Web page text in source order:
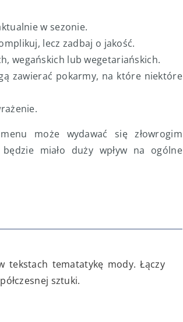
w sezonie.
lecz zadbaj o jakość.
wegańskich lub wegetariańskich.
zawierać pokarmy, na które niektóre
może wydawać się złowrogim
miało duży wpływ na ogólne
tekstach tematatykę mody. Łączy
sztuki.